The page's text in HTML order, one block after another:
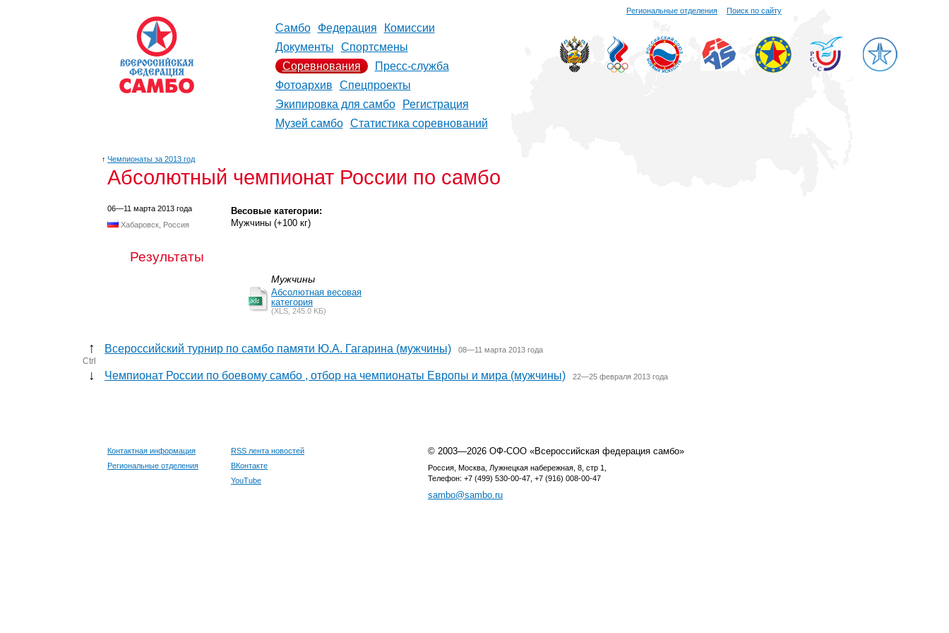
Региональные отделения Поиск по сайту
Самбо Федерация
Комиссии
Документы
Спортсмены
Соревнования
Пресс-служба
Фотоархив
Спецпроекты
Экипировка для самбо
Регистрация
Музей самбо
Статистика соревнований
↑ Чемпионаты за 2013 год
Абсолютный чемпионат России по самбо
06—11 марта 2013 года
Хабаровск, Россия
Весовые категории:
Мужчины (+100 кг)
Результаты
Мужчины
Абсолютная весовая
категория
(XLS, 245.0 KБ)
↑ Всероссийский турнир по самбо памяти Ю.А. Гагарина (мужчины) 08—11 марта 2013 года
Ctrl
↓ Чемпионат России по боевому самбо , отбор на чемпионаты Европы и мира (мужчины) 22—25 февраля 2013 года
Контактная информация
Региональные отделения
RSS лента новостей
ВКонтакте
YouTube
© 2003—2026 ОФ-СОО «Всероссийская федерация самбо»
Россия, Москва, Лужнецкая набережная, 8, стр 1,
Телефон: +7 (499) 530-00-47, +7 (916) 008-00-47
sambo@sambo.ru